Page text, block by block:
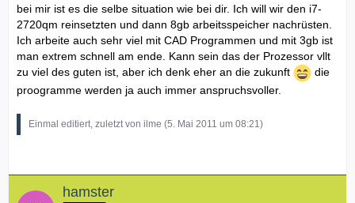
bei mir ist es die selbe situation wie bei dir. Ich will wir den i7-
2720qm reinsetzten und dann 8gb arbeitsspeicher nachrüsten.
Ich arbeite auch sehr viel mit CAD Programmen und mit 3gb ist
man extrem schnell am ende. Kann sein das der Prozessor vllt
zu viel des guten ist, aber ich denk eher an die zukunft
die
proogramme werden ja auch immer anspruchsvoller.
Einmal editiert, zuletzt von ilme (5. Mai 2011 um 08:21 )
hamster